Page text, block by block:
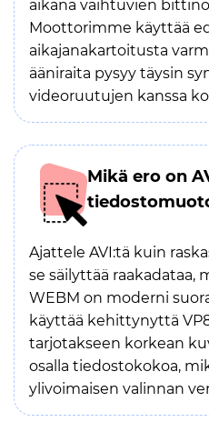
aikana vaihtuvien
Moottorimme käyttää
aikajanakartoitusta
ääniraita pysyy täysin
videoruutujen kanssa
Mikä ero on
Ajattele AVI:tä kuin
se säilyttää raakadataa,
WEBM on moderni
käyttää kehittynyttä
tarjotakseen korkean
osalla tiedostokokoa,
ylivoimaisen valinnan